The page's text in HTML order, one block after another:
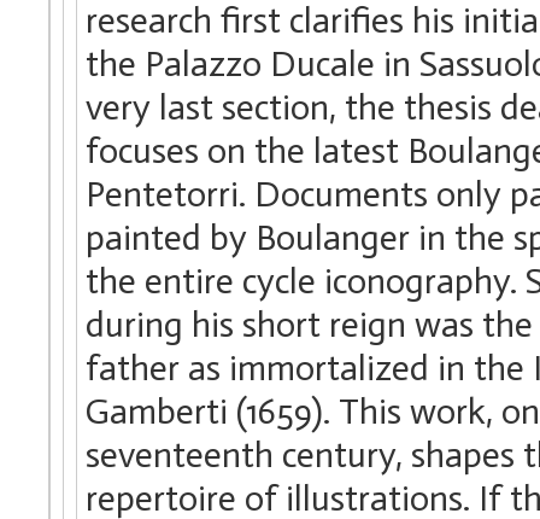
research first clarifies his
the Palazzo Ducale in
very last section, the thesis
focuses on the latest
Pentetorri. Documents only
painted by Boulanger in the
the entire cycle iconography.
during his short reign was
father as immortalized in the
Gamberti (1659). This work,
seventeenth century, shapes
repertoire of illustrations. If